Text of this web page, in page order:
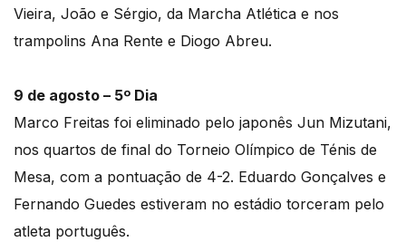
Vieira, João e Sérgio, da Marcha Atlética e nos
trampolins Ana Rente e Diogo Abreu.
9 de agosto – 5º Dia
Marco Freitas foi eliminado pelo japonês Jun Mizutani,
nos quartos de final do Torneio Olímpico de Ténis de
Mesa, com a pontuação de 4-2. Eduardo Gonçalves e
Fernando Guedes estiveram no estádio torceram pelo
atleta português.